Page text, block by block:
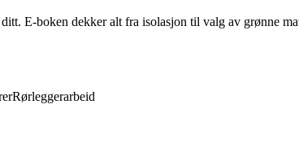
E-boken dekker alt fra isolasjon til valg av grønne
Rørleggerarbeid